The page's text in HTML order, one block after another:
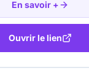
En savoir +
Ouvrir le lien